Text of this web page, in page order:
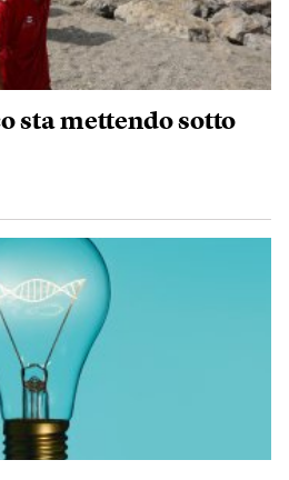
sta mettendo sotto